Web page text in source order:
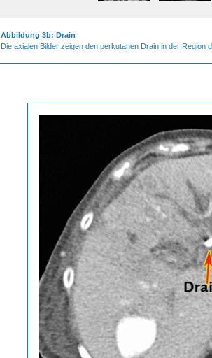
Abbildung 3b: Drain
Die axialen Bilder zeigen den perkutanen Drain in der Region